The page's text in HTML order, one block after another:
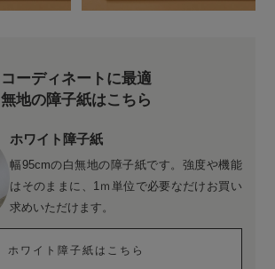
コーディネートに最適
無地の障子紙はこちら
ホワイト障子紙
幅95cmの白無地の障子紙です。強度や機能
はそのままに、1ｍ単位で必要なだけお買い
求めいただけます。
ホワイト障子紙はこちら